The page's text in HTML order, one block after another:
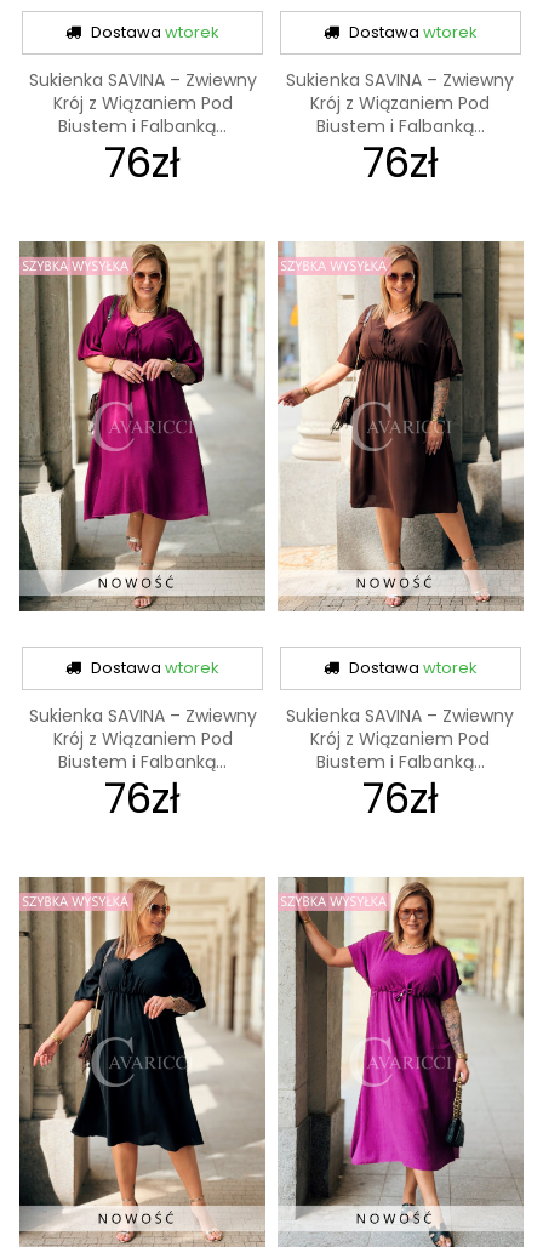
Dostawawtorek
Sukienka SAVINA – Zwiewny
Krój z Wiązaniem Pod
Biustem i Falbanką...
76zł
Dostawa wtorek
Sukienka SAVINA – Zwiewny
Krój z Wiązaniem Pod
Biustem i Falbanką...
76zł
Dostawawtorek
Sukienka SAVINA – Zwiewny
Krój z Wiązaniem Pod
Biustem i Falbanką...
76zł
Dostawa wtorek
Sukienka SAVINA – Zwiewny
Krój z Wiązaniem Pod
Biustem i Falbanką...
76zł